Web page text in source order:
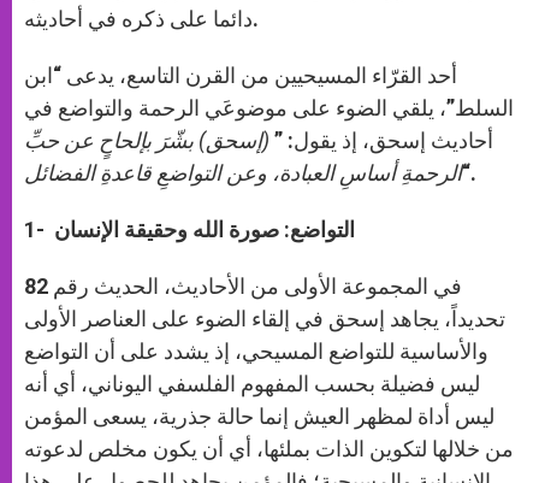
دائما على ذكره في أحاديثه.
أحد القرّاء المسيحيين من القرن التاسع، يدعى “ابن
السلط”، يلقي الضوء على موضوعَي الرحمة والتواضع في
أحاديث إسحق، إذ يقول: ” (إسحق) بشّرَ بإلحاحٍ عن حبِّ
الرحمةِ أساسِ العبادة، وعن التواضعِ قاعدةِ الفضائل“.
1- التواضع: صورة الله وحقيقة الإنسان
في المجموعة الأولى من الأحاديث، الحديث رقم 82
تحديداً، يجاهد إسحق في إلقاء الضوء على العناصر الأولى
والأساسية للتواضع المسيحي، إذ يشدد على أن التواضع
ليس فضيلة بحسب المفهوم الفلسفي اليوناني، أي أنه
ليس أداة لمظهر العيش إنما حالة جذرية، يسعى المؤمن
من خلالها لتكوين الذات بملئها، أي أن يكون مخلص لدعوته